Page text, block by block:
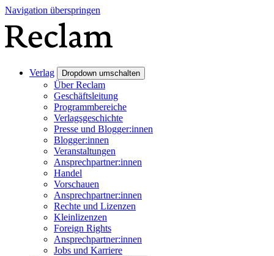
Navigation überspringen
Verlag Dropdown umschalten
Über Reclam
Geschäftsleitung
Programmbereiche
Verlagsgeschichte
Presse und Blogger:innen
Blogger:innen
Veranstaltungen
Ansprechpartner:innen
Handel
Vorschauen
Ansprechpartner:innen
Rechte und Lizenzen
Kleinlizenzen
Foreign Rights
Ansprechpartner:innen
Jobs und Karriere